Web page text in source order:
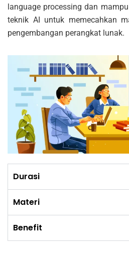
language processing dan
teknik AI untuk memecahkan
pengembangan perangkat lunak.
Durasi
Materi
Benefit